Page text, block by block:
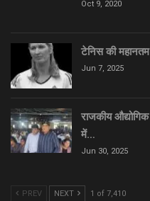
Oct 9, 2020
टेनिस की
Jun 7, 2025
राजकीय
में…
Jun 30, 2025
PREV NEXT 1 of 7,410